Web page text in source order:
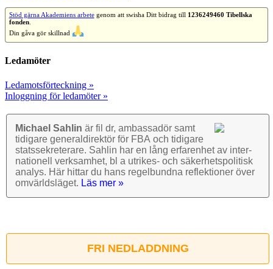
Stöd gärna Akademiens arbetegenom att swisha Ditt bidrag till 1236249460 Tibellska
fonden.
Din gåva gör skillnad
Ledamöter
Ledamotsförteckning »
Inloggning för ledamöter »
Michael Sahlin är fil dr, ambassadör samt
tidigare general­direktör för FBA och tidigare
stats­sekre­terare. Sahlin har en lång erfarenhet av inter­
nationell verk­samhet, bl a utrikes- och säkerhets­politisk
analys. Här hittar du hans regel­bundna reflek­tioner över
omvärlds­läget. Läs mer »
FRI NEDLADDNING